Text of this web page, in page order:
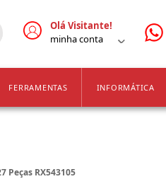
Olá Visitante!
minha conta
FERRAMENTAS INFORMÁTICA
Peças RX543105